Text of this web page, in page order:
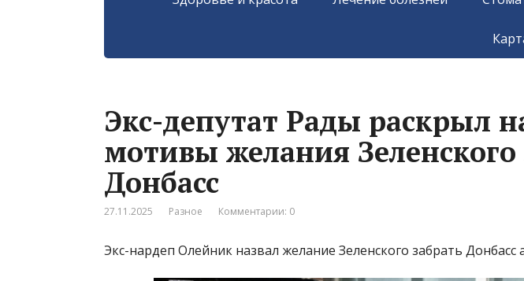
Экс-депутат Рады раскрыл
мотивы желания Зеленского
Донбасс
27.11.2025 Разное Комментарии: 0
Экс-нардеп Олейник назвал желание Зеленского забрать Донбасс